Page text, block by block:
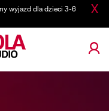
X
wyjazd dla dzieci 3-6